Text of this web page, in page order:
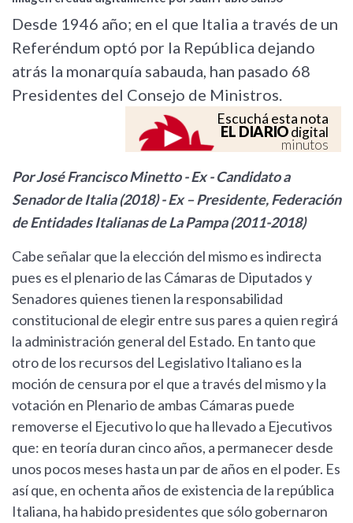
Desde 1946 año; en el que Italia a través de un
Referéndum optó por la República dejando
atrás la monarquía sabauda, han pasado 68
Presidentes del Consejo de Ministros.
Escuchá esta nota
EL DIARIOdigital
minutos
Por José Francisco Minetto - Ex - Candidato a
Senador de Italia (2018) - Ex – Presidente, Federación
de Entidades Italianas de La Pampa (2011-2018)
Cabe señalar que la elección del mismo es indirecta
pues es el plenario de las Cámaras de Diputados y
Senadores quienes tienen la responsabilidad
constitucional de elegir entre sus pares a quien regirá
la administración general del Estado. En tanto que
otro de los recursos del Legislativo Italiano es la
moción de censura por el que a través del mismo y la
votación en Plenario de ambas Cámaras puede
removerse el Ejecutivo lo que ha llevado a Ejecutivos
que: en teoría duran cinco años, a permanecer desde
unos pocos meses hasta un par de años en el poder. Es
así que, en ochenta años de existencia de la república
Italiana, ha habido presidentes que sólo gobernaron